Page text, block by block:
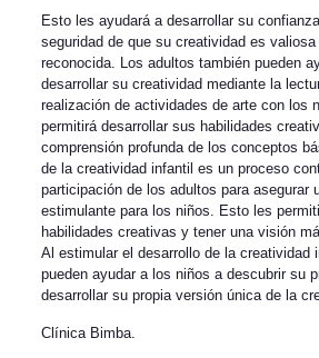
Esto les ayudará a desarrollar su
seguridad de que su creatividad es
reconocida. Los adultos también pueden
desarrollar su creatividad mediante la
realización de actividades de arte con los
permitirá desarrollar sus habilidades
comprensión profunda de los conceptos
de la creatividad infantil es un proceso
participación de los adultos para asegurar
estimulante para los niños. Esto les
habilidades creativas y tener una visión
Al estimular el desarrollo de la creatividad
pueden ayudar a los niños a descubrir su
desarrollar su propia versión única de la
Clínica Bimba.